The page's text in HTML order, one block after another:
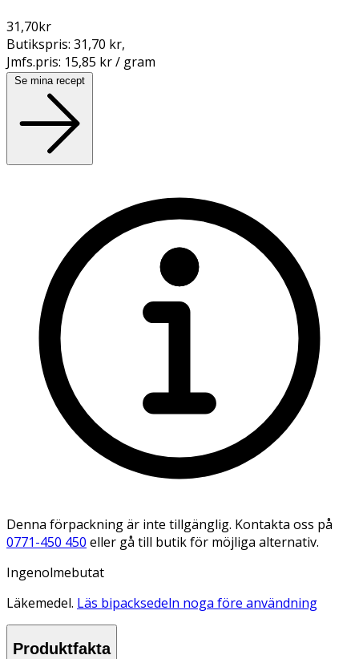
31,70kr
Butikspris: 31,70 kr,
Jmfs.pris: 15,85 kr / gram
Se mina recept
Denna förpackning är inte tillgänglig. Kontakta oss på
0771-450 450 eller gå till butik för möjliga alternativ.
Ingenolmebutat
Läkemedel. Läs bipacksedeln noga före användning
Produktfakta